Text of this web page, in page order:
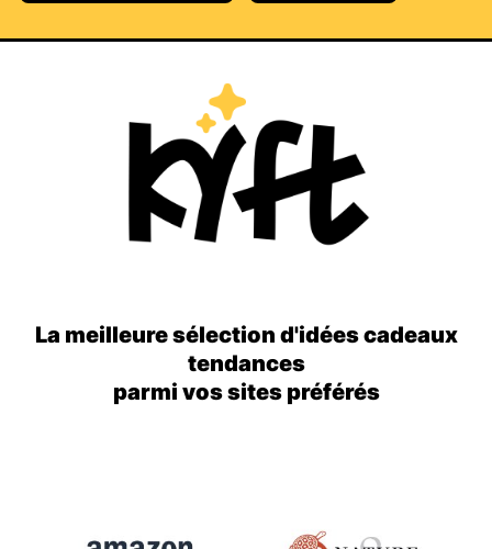
La meilleure sélection d'idées cadeaux
tendances
parmi vos sites préférés